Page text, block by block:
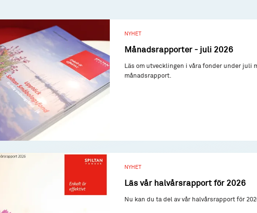
NYHET
Månadsrapporter - juli 2026
Läs om utvecklingen i våra fonder under juli
månadsrapport.
NYHET
Läs vår halvårsrapport för 2026
Nu kan du ta del av vår halvårsrapport för